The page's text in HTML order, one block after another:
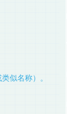
似名称）。